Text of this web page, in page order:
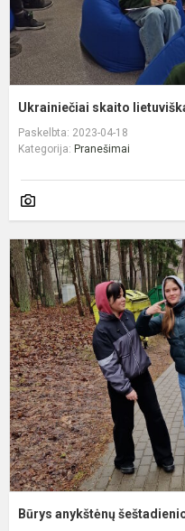
Ukrainiečiai skaito
Paskelbta: 2023-04-18
Kategorija: Pranešimai
Būrys anykštėnų